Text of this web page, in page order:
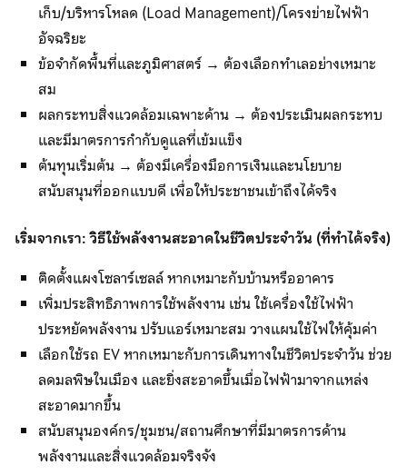
เก็บ/บริหารโหลด (Load Management)/โครงข่ายไฟฟ้า
อัจฉริยะ
ข้อจำกัดพื้นที่และภูมิศาสตร์ → ต้องเลือกทำเลอย่างเหมาะ
สม
ผลกระทบสิ่งแวดล้อมเฉพาะด้าน → ต้องประเมินผลกระทบ
และมีมาตรการกำกับดูแลที่เข้มแข็ง
ต้นทุนเริ่มต้น → ต้องมีเครื่องมือการเงินและนโยบาย
สนับสนุนที่ออกแบบดี เพื่อให้ประชาชนเข้าถึงได้จริง
เริ่มจากเรา: วิธีใช้พลังงานสะอาดในชีวิตประจำวัน (ที่ทำได้จริง)
ติดตั้งแผงโซลาร์เซลล์ หากเหมาะกับบ้านหรืออาคาร
เพิ่มประสิทธิภาพการใช้พลังงาน เช่น ใช้เครื่องใช้ไฟฟ้า
ประหยัดพลังงาน ปรับแอร์เหมาะสม วางแผนใช้ไฟให้คุ้มค่า
เลือกใช้รถ EV หากเหมาะกับการเดินทางในชีวิตประจำวัน ช่วย
ลดมลพิษในเมือง และยิ่งสะอาดขึ้นเมื่อไฟฟ้ามาจากแหล่ง
สะอาดมากขึ้น
สนับสนุนองค์กร/ชุมชน/สถานศึกษาที่มีมาตรการด้าน
พลังงานและสิ่งแวดล้อมจริงจัง